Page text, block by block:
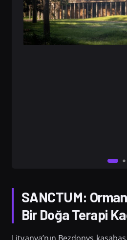
SANCTUM:
Bir Doğa Terapi